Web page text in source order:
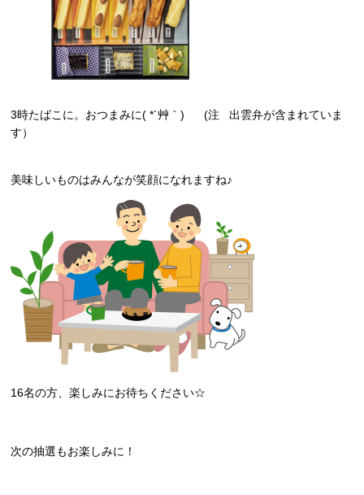
3時たばこに。おつまみに( *´艸｀) (注 出雲弁が含まれていま
す）
美味しいものはみんなが笑顔になれますね♪
16名の方、楽しみにお待ちください☆
次の抽選もお楽しみに！